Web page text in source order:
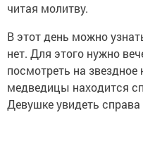
читая молитву.
В этот день можно
нет. Для этого нужно
посмотреть на
медведицы находится
Девушке увидеть